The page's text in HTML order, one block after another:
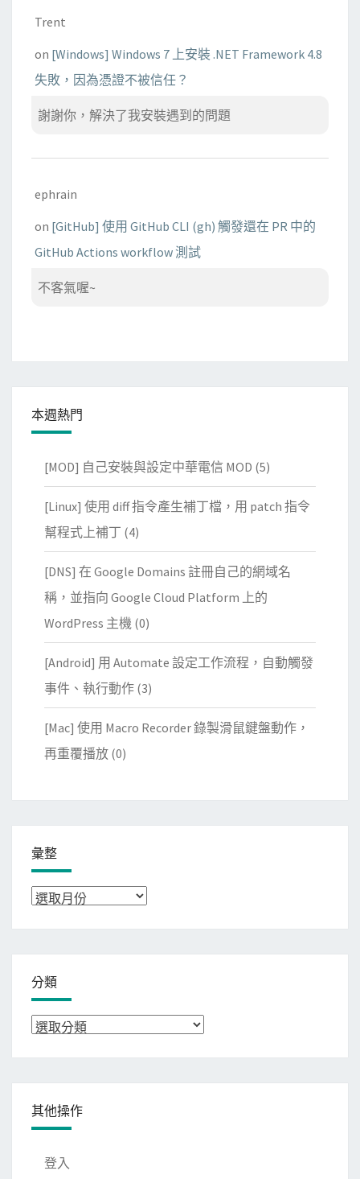
Trent
on [Windows] Windows 7 上安裝 .NET Framework 4.8
失敗，因為憑證不被信任？
謝謝你，解決了我安裝遇到的問題
ephrain
on [GitHub] 使用 GitHub CLI (gh) 觸發還在 PR 中的
GitHub Actions workflow 測試
不客氣喔~
本週熱門
[MOD] 自己安裝與設定中華電信 MOD (5)
[Linux] 使用 diff 指令產生補丁檔，用 patch 指令
幫程式上補丁 (4)
[DNS] 在 Google Domains 註冊自己的網域名
稱，並指向 Google Cloud Platform 上的
WordPress 主機 (0)
[Android] 用 Automate 設定工作流程，自動觸發
事件、執行動作 (3)
[Mac] 使用 Macro Recorder 錄製滑鼠鍵盤動作，
再重覆播放 (0)
彙整
彙
分類
分
其他操作
登入